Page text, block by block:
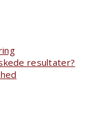
resultater?